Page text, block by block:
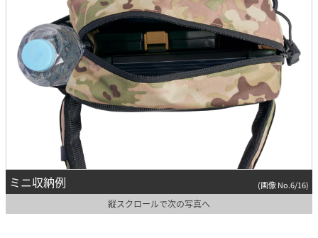
ミニ収納例 (画像 No.6/16)
縦スクロールで次の写真へ